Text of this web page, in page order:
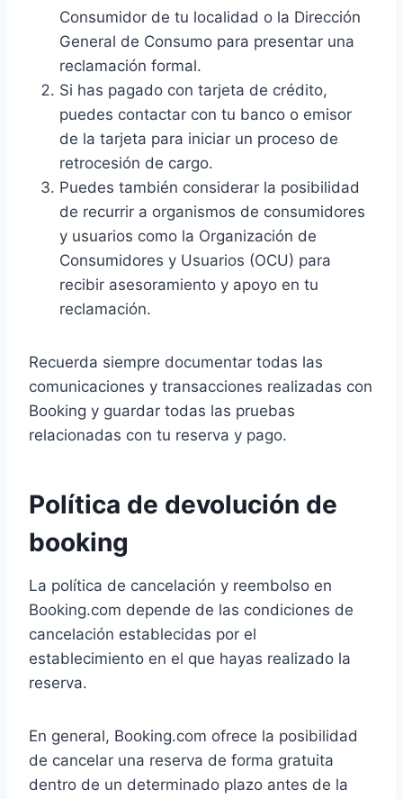
Consumidor de tu localidad o la Dirección
General de Consumo para presentar una
reclamación formal.
Si has pagado con tarjeta de crédito,
puedes contactar con tu banco o emisor
de la tarjeta para iniciar un proceso de
retrocesión de cargo.
Puedes también considerar la posibilidad
de recurrir a organismos de consumidores
y usuarios como la Organización de
Consumidores y Usuarios (OCU) para
recibir asesoramiento y apoyo en tu
reclamación.
Recuerda siempre documentar todas las
comunicaciones y transacciones realizadas con
Booking y guardar todas las pruebas
relacionadas con tu reserva y pago.
Política de devolución de
booking
La política de cancelación y reembolso en
Booking.com depende de las condiciones de
cancelación establecidas por el
establecimiento en el que hayas realizado la
reserva.
En general, Booking.com ofrece la posibilidad
de cancelar una reserva de forma gratuita
dentro de un determinado plazo antes de la